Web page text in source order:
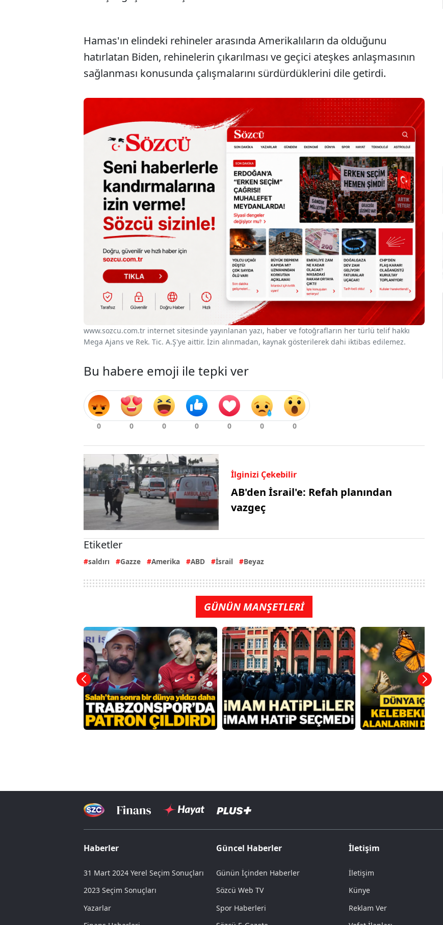
Hamas'ın elindeki rehineler arasında Amerikalıların da olduğunu
hatırlatan Biden, rehinelerin çıkarılması ve geçici ateşkes anlaşmasının
sağlanması konusunda çalışmalarını sürdürdüklerini dile getirdi.
www.sozcu.com.tr internet sitesinde yayınlanan yazı, haber ve fotoğrafların her türlü telif hakkı
Mega Ajans ve Rek. Tic. A.Ş'ye aittir. İzin alınmadan, kaynak gösterilerek dahi iktibas edilemez.
Bu habere emoji ile tepki ver
İlginizi Çekebilir
AB'den İsrail'e: Refah planından
vazgeç
Etiketler
saldırı Gazze Amerika ABD İsrail Beyaz
GÜNÜN MANŞETLERİ
Haberler
31 Mart 2024 Yerel Seçim Sonuçları
2023 Seçim Sonuçları
Yazarlar
Güncel Haberler
Günün İçinden Haberler
Sözcü Web TV
Spor Haberleri
İletişim
İletişim
Künye
Reklam Ver